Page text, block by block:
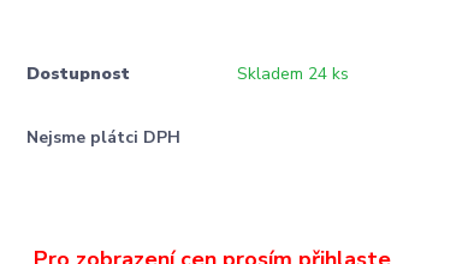
Dostupnost Skladem 24 ks
Nejsme plátci DPH